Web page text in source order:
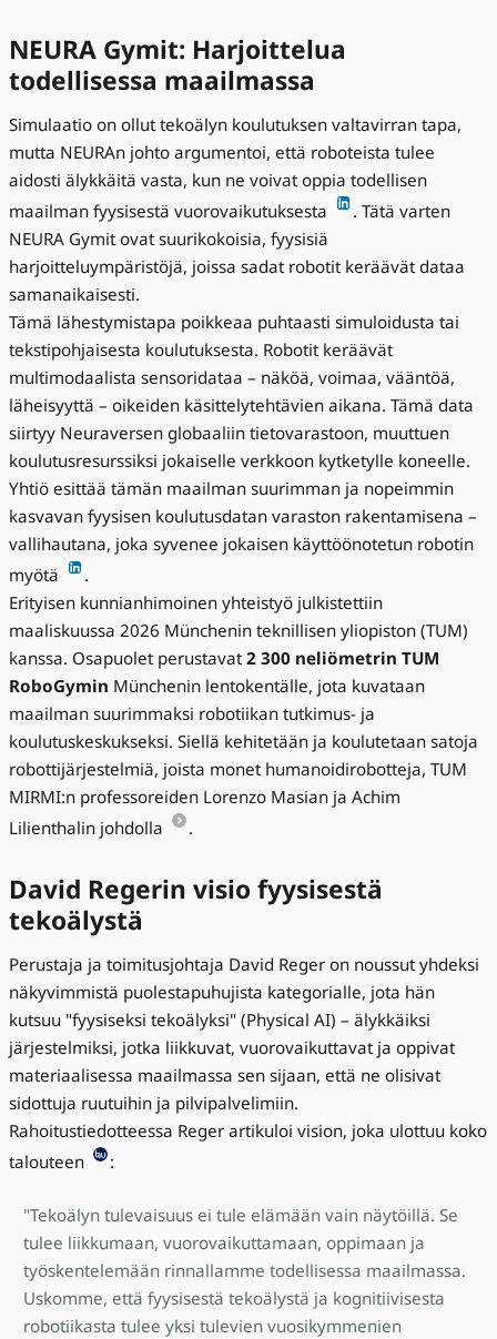
NEURA Gymit: Harjoittelua
todellisessa maailmassa
Simulaatio on ollut tekoälyn koulutuksen valtavirran tapa,
mutta NEURAn johto argumentoi, että roboteista tulee
aidosti älykkäitä vasta, kun ne voivat oppia todellisen
maailman fyysisestä vuorovaikutuksesta
. Tätä varten
NEURA Gymit ovat suurikokoisia, fyysisiä
harjoitteluympäristöjä, joissa sadat robotit keräävät dataa
samanaikaisesti.
Tämä lähestymistapa poikkeaa puhtaasti simuloidusta tai
tekstipohjaisesta koulutuksesta. Robotit keräävät
multimodaalista sensoridataa – näköä, voimaa, vääntöä,
läheisyyttä – oikeiden käsittelytehtävien aikana. Tämä data
siirtyy Neuraversen globaaliin tietovarastoon, muuttuen
koulutusresurssiksi jokaiselle verkkoon kytketylle koneelle.
Yhtiö esittää tämän maailman suurimman ja nopeimmin
kasvavan fyysisen koulutusdatan varaston rakentamisena –
vallihautana, joka syvenee jokaisen käyttöönotetun robotin
myötä
.
Erityisen kunnianhimoinen yhteistyö julkistettiin
maaliskuussa 2026 Münchenin teknillisen yliopiston (TUM)
kanssa. Osapuolet perustavat 2 300 neliömetrin TUM
RoboGymin Münchenin lentokentälle, jota kuvataan
maailman suurimmaksi robotiikan tutkimus- ja
koulutuskeskukseksi. Siellä kehitetään ja koulutetaan satoja
robottijärjestelmiä, joista monet humanoidirobotteja, TUM
MIRMI:n professoreiden Lorenzo Masian ja Achim
Lilienthalin johdolla
.
David Regerin visio fyysisestä
tekoälystä
Perustaja ja toimitusjohtaja David Reger on noussut yhdeksi
näkyvimmistä puolestapuhujista kategorialle, jota hän
kutsuu "fyysiseksi tekoälyksi" (Physical AI) – älykkäiksi
järjestelmiksi, jotka liikkuvat, vuorovaikuttavat ja oppivat
materiaalisessa maailmassa sen sijaan, että ne olisivat
sidottuja ruutuihin ja pilvipalvelimiin.
Rahoitustiedotteessa Reger artikuloi vision, joka ulottuu koko
talouteen
:
"Tekoälyn tulevaisuus ei tule elämään vain näytöillä. Se
tulee liikkumaan, vuorovaikuttamaan, oppimaan ja
työskentelemään rinnallamme todellisessa maailmassa.
Uskomme, että fyysisestä tekoälystä ja kognitiivisesta
robotiikasta tulee yksi tulevien vuosikymmenien